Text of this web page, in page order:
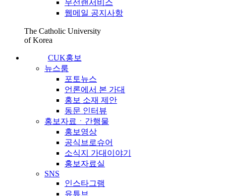
무선랜서비스
웹메일 공지사항
The Catholic University
of Korea
CUK홍보
뉴스룸
포토뉴스
언론에서 본 가대
홍보 소재 제안
동문 인터뷰
홍보자료ㆍ간행물
홍보영상
공식브로슈어
소식지 가대이야기
홍보자료실
SNS
인스타그램
유튜브